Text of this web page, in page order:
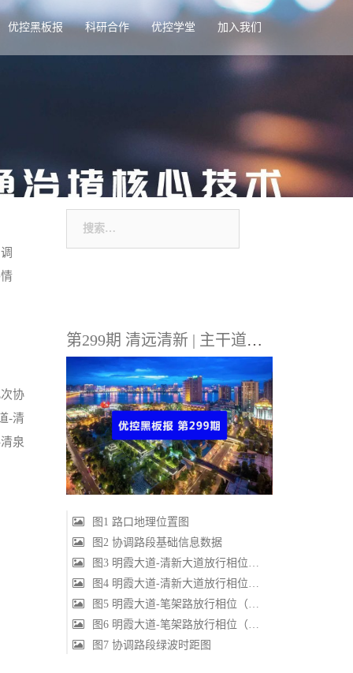
优控黑板报 科研合作 优控学堂 加入我们
协
-清
泉
索：
第299期 清远清新 | 主干道绿波升级改造
图1 路口地理位置图
图2 协调路段基础信息数据
图3 明霞大道-清新大道放行相位（优化前）
图4 明霞大道-清新大道放行相位（优化后）
图5 明霞大道-笔架路放行相位（优化前）
图6 明霞大道-笔架路放行相位（优化后）
图7 协调路段绿波时距图